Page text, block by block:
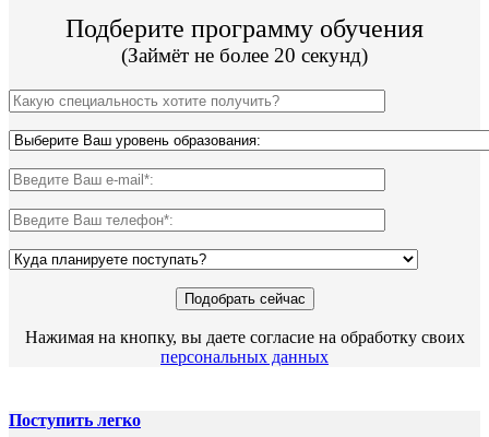
Подберите программу обучения
(Займёт не более 20 секунд)
Нажимая на кнопку, вы даете согласие на обработку своих
персональных данных
Поступить легко